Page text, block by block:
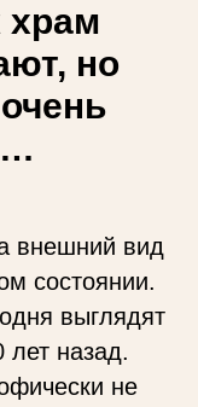
храм
но
внешний вид
состоянии.
выглядят
назад.
не